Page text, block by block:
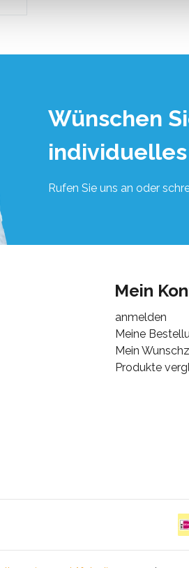
Wünschen
Rufen Sie uns an oder
Mein
anmelden
Meine
Mein
Produkte